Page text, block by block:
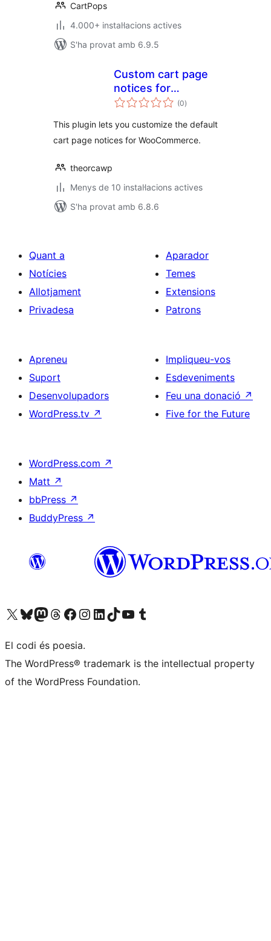
CartPops
4.000+ instal·lacions actives
S'ha provat amb 6.9.5
Custom cart page
notices for
WooCommerce
(0puntuacions
totals
)
This plugin lets you customize the default
cart page notices for WooCommerce.
theorcawp
Menys de 10 instal·lacions actives
S'ha provat amb 6.8.6
Quant a
Notícies
Allotjament
Privadesa
Aparador
Temes
Extensions
Patrons
Apreneu
Suport
Desenvolupadors
WordPress.tv ↗
Impliqueu-vos
Esdeveniments
Feu una donació ↗
Five for the Future
WordPress.com ↗
Matt ↗
bbPress ↗
BuddyPress ↗
Visiteu el nostre compte X (abans Twitter)
Visiteu el nostre compte de Bluesky
Visiteu el nostre compte al Mastodon
Visiteu el nostre compte de Threads
Visiteu la nostra pàgina al Facebook
Visiteu el nostre compte d'Instagram
Visiteu el nostre compte de LinkedIn
Visiteu el nostre compte de TikTok
Visiteu el nostre canal al YouTube
Visiteu el nostre compte de Tumblr
El codi és poesia.
The WordPress® trademark is the intellectual property
of the WordPress Foundation.